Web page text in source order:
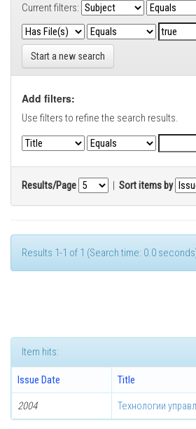
Current filters:
Start a new search
Add filters:
Use filters to refine the search results.
Results/Page | Sort items by
Results 1-1 of 1 (Search time: 0.0
Item hits:
Issue Date Title
2004 Технологии